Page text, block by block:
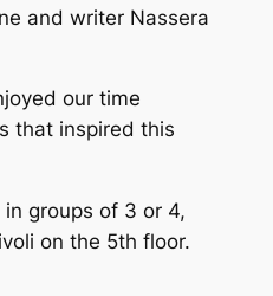
and writer Nassera
our time
that inspired this
groups of 3 or 4,
on the 5th floor.